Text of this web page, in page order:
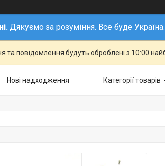
Дякуємо за розуміння. Все буде Україна.
та повідомлення будуть оброблені з 10:00
Нові надходження Категорії товарів